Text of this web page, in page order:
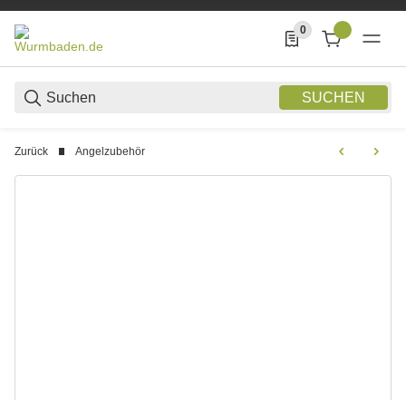
SUCHEN
0
0 Produkte in der
Zurück Angelzubehör